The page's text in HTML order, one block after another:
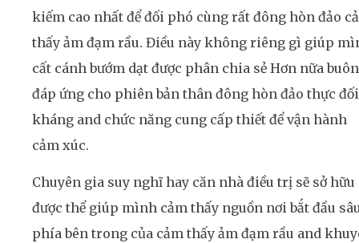
kiếm cao nhất để đối phó cùng rất đông hòn đảo
thấy ảm đạm rầu. Điều này không riêng gì giúp
cất cánh bướm dạt được phân chia sẻ Hơn nữa buôn
đáp ứng cho phiên bản thân đông hòn đảo thực đối
kháng and chức năng cung cấp thiết để vận hành
cảm xúc.
Chuyên gia suy nghĩ hay căn nhà điều trị sẽ sở hữu
được thể giúp mình cảm thấy nguồn nơi bắt đầu
phía bên trong của cảm thấy ảm đạm rầu and